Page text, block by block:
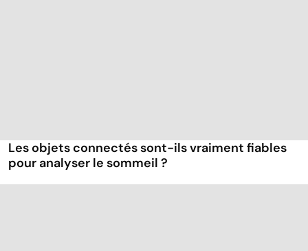
Les objets connectés sont-ils vraiment fiables
pour analyser le sommeil ?